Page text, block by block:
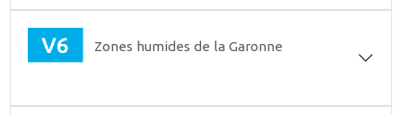
Zones humides de la Garonne